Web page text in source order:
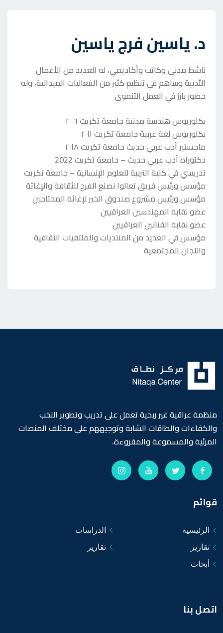
د. ياسين فرج ياسين
ناشط مدني وكاتب وأكاديمي، له العديد من الأعمال
الأدبية وساهم في تنظيم كثير من الفعاليات الميدانية، وله
حضور بارز في العمل التنموي
بكلوريوس هندسة مدنية جامعة تكريت ٢٠٠٦
بكلوريوس لغة عربية جامعة تكريت ٢٠١١
ماجستير أدب عربي حديث جامعة تكريت ٢٠١٨
دكتوراه أدب عربي حديث – جامعة تكريت 2022
تدريسي في كلية التربية للعلوم الإنسانية – جامعة تكريت
مؤسس ورئيس فريق تعالوا نصنع الفرح للثقافة والإغاثة
مؤسس ورئيس مشروع صندوق الخير لإغاثة المحتاجين
عضو نقابة المهندسين العراقيين
عضو نقابة الفنانين العراقيين
مؤسس في العديد من المنتديات والملتقيات الثقافية
واللجان المجتمعية
منظمة عراقية غير ربحية تعمل على تدريب وتطوير النخب
والكفاءات والطاقات الشابة وتوجيههم على مختلف المنصات
المرئية والمسموعة والمقروءة.
قوائم
الرئيسية
الدراسات
تقارير
تقارير
أبحاث
اتصل بنا